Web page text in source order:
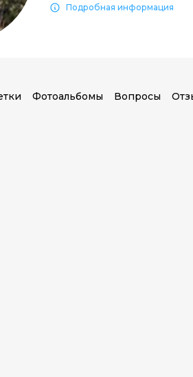
Подробная информация
Фотоальбомы Вопросы